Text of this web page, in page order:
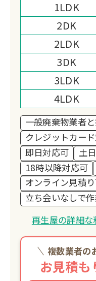
1LDK
2DK
2LDK
3DK
3LDK
4LDK
一般廃棄物業者
クレジットカー
即日対応可
土
18時以降対応可
オンライン見積
立ち会いなしで
再生屋の詳細
複数業者の
お見積